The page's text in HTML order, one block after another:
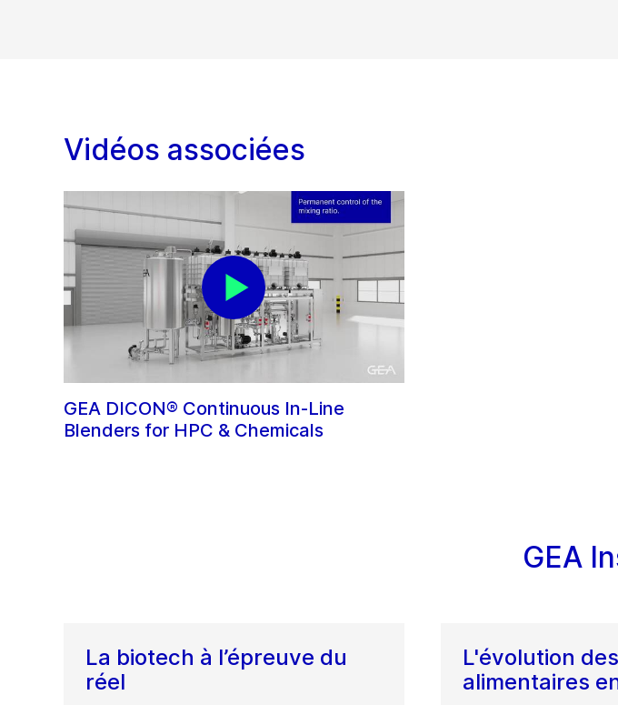
Vidéos associées
GEA DICON® Continuous In-Line
Blenders for HPC & Chemicals
GEA
La biotech à l’épreuve du
réel
L'évolution
alimentaires